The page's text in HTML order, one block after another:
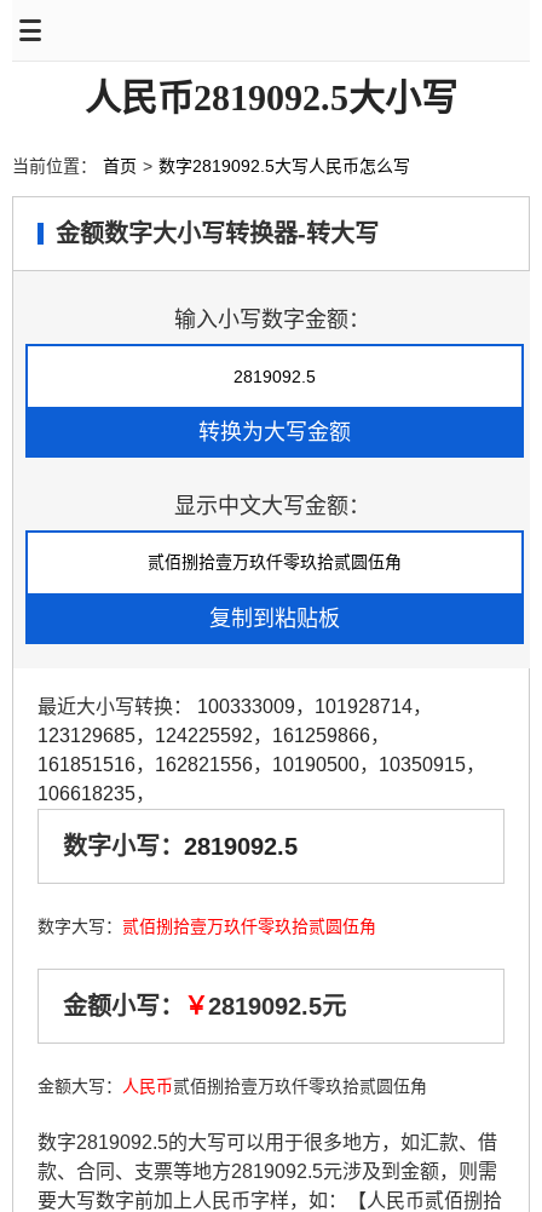
人民币2819092.5大小写
当前位置： 首页 > 数字2819092.5大写人民币怎么写
金额数字大小写转换器-转大写
输入小写数字金额：
显示中文大写金额：
最近大小写转换： 100333009， 101928714，
123129685， 124225592， 161259866，
161851516， 162821556， 10190500， 10350915，
106618235，
数字小写： 2819092.5
数字大写： 贰佰捌拾壹万玖仟零玖拾贰圆伍角
金额小写： ￥2819092.5元
金额大写： 人民币贰佰捌拾壹万玖仟零玖拾贰圆伍角
数字2819092.5的大写可以用于很多地方，如汇款、借
款、合同、支票等地方2819092.5元涉及到金额，则需
要大写数字前加上人民币字样，如：【人民币贰佰捌拾